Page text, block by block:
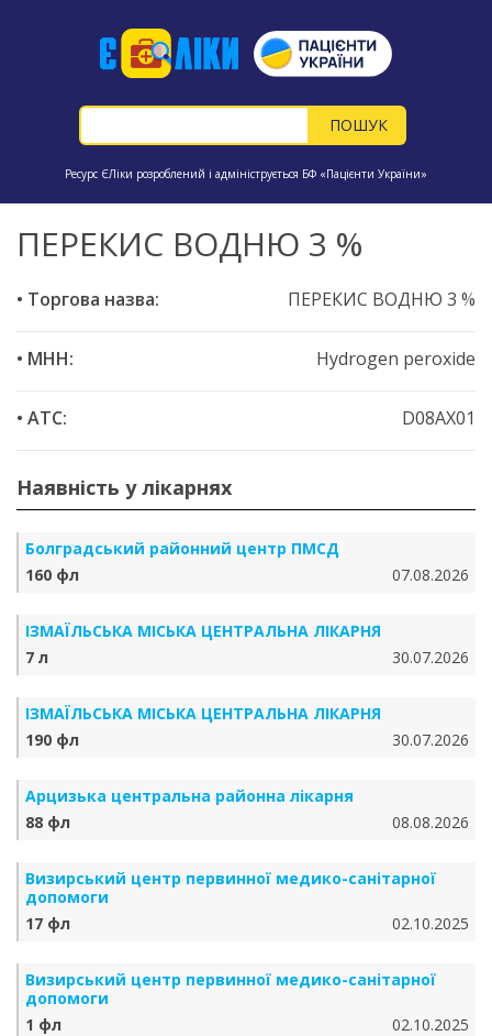
Ресурс ЄЛіки розроблений і адмініструється БФ «Пацієнти України»
ПЕРЕКИС ВОДНЮ 3 %
• Торгова назва: ПЕРЕКИС ВОДНЮ 3 %
• МНН: Hydrogen peroxide
• ATC: D08AX01
Наявність у лікарнях
Болградський районний центр ПМСД
160 фл
07.08.2026
ІЗМАЇЛЬСЬКА МІСЬКА ЦЕНТРАЛЬНА ЛІКАРНЯ
7 л
30.07.2026
ІЗМАЇЛЬСЬКА МІСЬКА ЦЕНТРАЛЬНА ЛІКАРНЯ
190 фл
30.07.2026
Арцизька центральна районна лікарня
88 фл
08.08.2026
Визирський центр первинної медико-санітарної
допомоги
17 фл
02.10.2025
Визирський центр первинної медико-санітарної
допомоги
1 фл
02.10.2025